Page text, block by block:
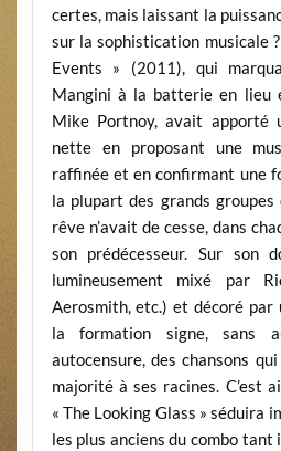
certes, mais laissant la
sur la sophistication musicale
Events » (2011), qui
Mangini à la batterie en lieu
Mike Portnoy, avait apporté
nette en proposant une
raffinée et en confirmant une
la plupart des grands
rêve n’avait de cesse, dans
son prédécesseur. Sur son
lumineusement mixé par
Aerosmith, etc.) et décoré par
la formation signe, sans
autocensure, des chansons
majorité à ses racines. C’est
« The Looking Glass » séduira
les plus anciens du combo tant